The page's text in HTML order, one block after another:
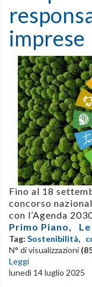
imprese
Fino al 18
concorso
con l’Agenda
Primo Piano
Tag: Sostenibilità,
N° di visualizzazioni
Leggi
lunedì 14 luglio 2025